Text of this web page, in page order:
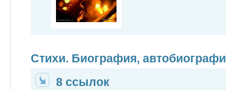
Стихи. Биография,
8 ссылок